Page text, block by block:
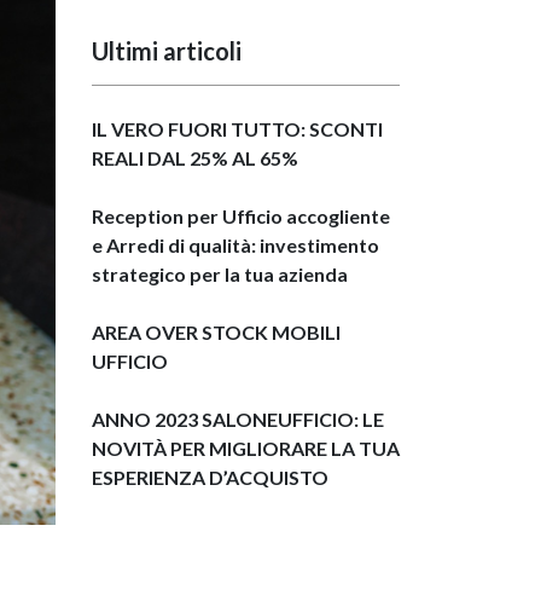
Ultimi articoli
IL VERO FUORI TUTTO: SCONTI
REALI DAL 25% AL 65%
Reception per Ufficio accogliente
e Arredi di qualità: investimento
strategico per la tua azienda
AREA OVER STOCK MOBILI
UFFICIO
ANNO 2023 SALONEUFFICIO: LE
NOVITÀ PER MIGLIORARE LA TUA
ESPERIENZA D’ACQUISTO